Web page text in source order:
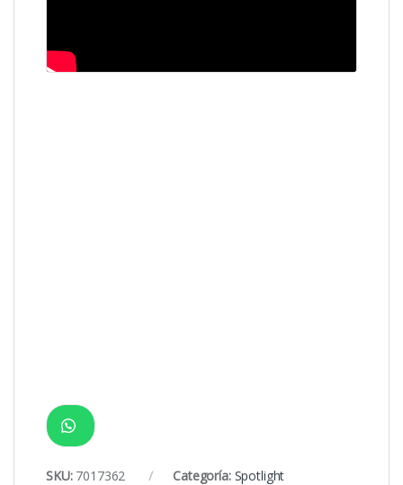
SKU: 7017362 Categoría: Spotlight